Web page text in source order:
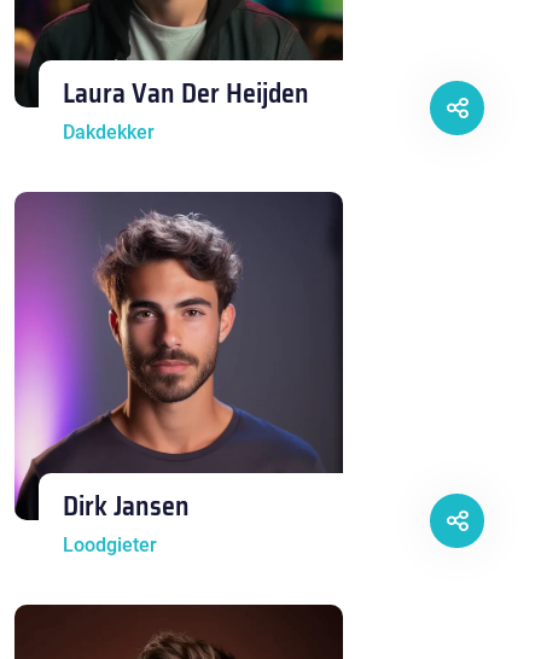
Laura Van Der Heijden
Dakdekker
Dirk Jansen
Loodgieter